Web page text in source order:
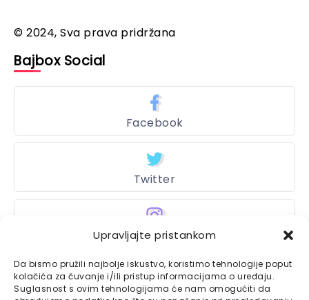
Upravljajte pristankom
Da bismo pružili najbolje iskustvo, koristimo tehnologije poput
kolačića za čuvanje i/ili pristup informacijama o uređaju.
Suglasnost s ovim tehnologijama će nam omogućiti da
© 2024, Sva prava pridržana
Bajbox Social
Facebook
Twitter
Instagram
Bajtbox